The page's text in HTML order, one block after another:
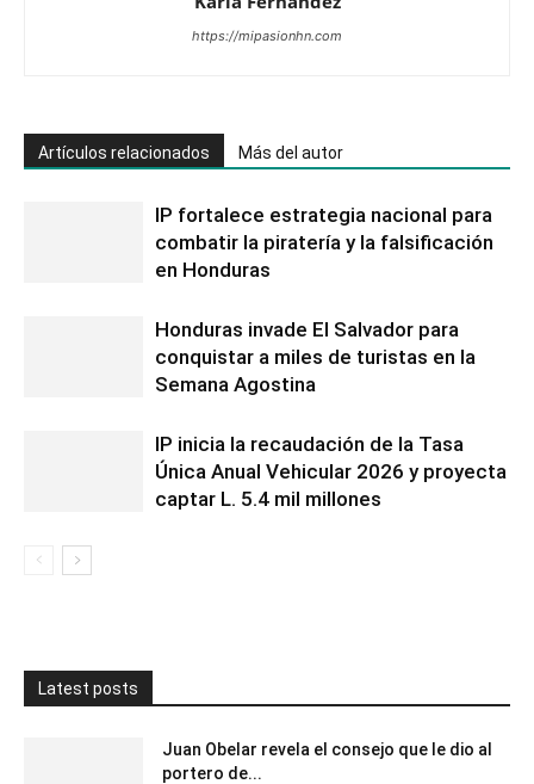
https://mipasionhn.com
Artículos relacionados Más del autor
IP fortalece estrategia nacional para
combatir la piratería y la falsificación
en Honduras
Honduras invade El Salvador para
conquistar a miles de turistas en la
Semana Agostina
IP inicia la recaudación de la Tasa
Única Anual Vehicular 2026 y proyecta
captar L. 5.4 mil millones
Latest posts
Juan Obelar revela el consejo que le dio al
portero de...